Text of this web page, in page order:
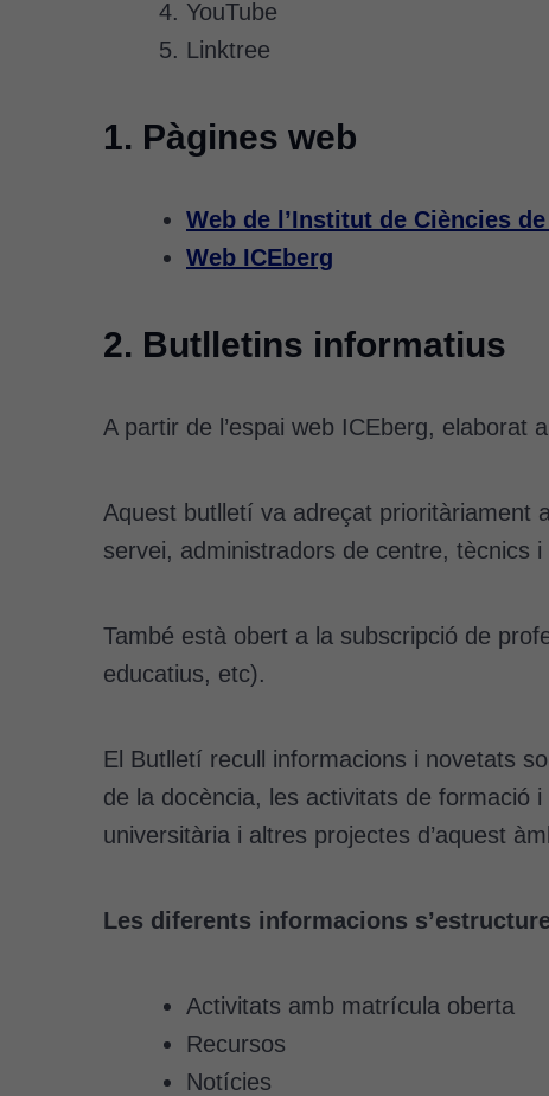
YouTube
Linktree
1. Pàgines web
Web de l’Institut de Ciències
Web ICEberg
2. Butlletins informatius
A partir de l’espai web ICEberg, elaborat
Aquest butlletí va adreçat prioritàriament
servei, administradors de centre, tècnics
També està obert a la subscripció de
educatius, etc).
El Butlletí recull informacions i novetats
de la docència, les activitats de formació
universitària i altres projectes d’aquest
Les diferents informacions
Activitats amb matrícula oberta
Recursos
Notícies